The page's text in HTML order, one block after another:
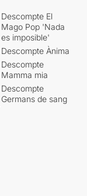
Descompte El
Mago Pop 'Nada
es imposible'
Descompte Ànima
Descompte
Mamma mia
Descompte
Germans de sang